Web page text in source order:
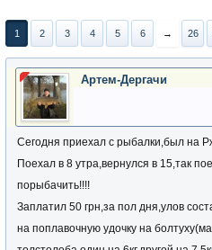
1 2 3 4 5 6 → 26
Артем-Дергачи
Сегодня приехал с рыбалки,был на
Поехал в 8 утра,вернулся в 15,так
порыбачить!!!!
Заплатил 50 грн,за пол дня,улов
на поплавочную удочку на